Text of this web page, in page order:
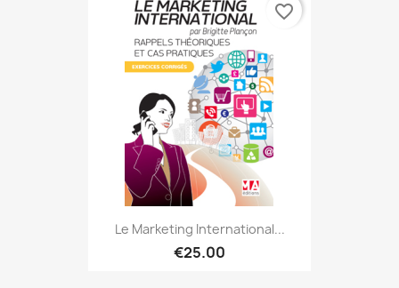
Le Marketing International...
€25.00
favorite_border